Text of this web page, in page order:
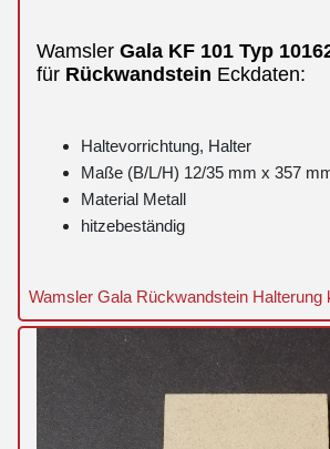
Wamsler Gala KF 101 Typ
für Rückwandstein Eckdaten:
Haltevorrichtung, Halter
Maße (B/L/H) 12/35 mm x 357
Material Metall
hitzebeständig
Wamsler Gala Rückwandstein Halterung